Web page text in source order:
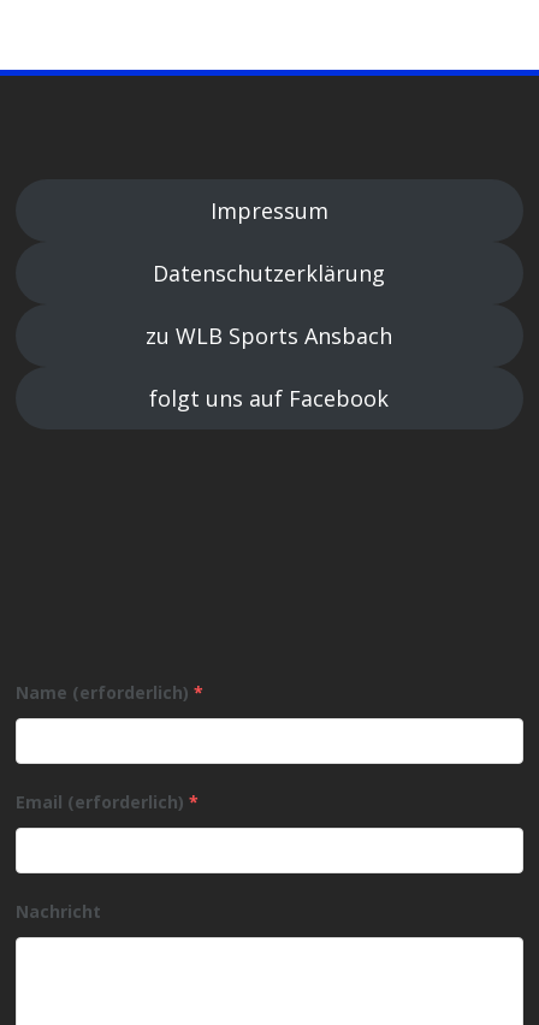
Impressum
Datenschutzerklärung
zu WLB Sports Ansbach
folgt uns auf Facebook
Name (erforderlich) *
Email (erforderlich) *
Nachricht